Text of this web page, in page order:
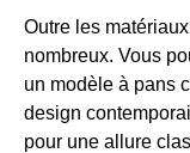
Outre les
nombreux. Vous
un modèle à pans
design
pour une allure